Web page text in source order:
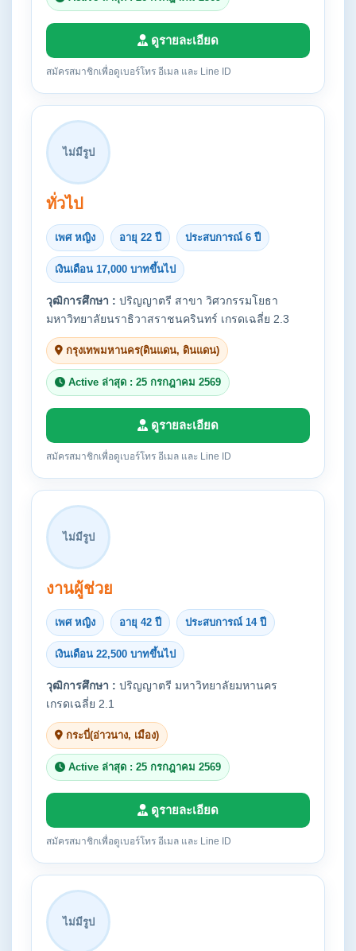
ดูรายละเอียด
สมัครสมาชิกเพื่อดูเบอร์โทร อีเมล และ Line ID
ไม่มีรูป
ทั่วไป
เพศ หญิง อายุ 22 ปี ประสบการณ์ 6 ปี
เงินเดือน 17,000 บาทขึ้นไป
วุฒิการศึกษา : ปริญญาตรี สาขา วิศวกรรมโยธา
มหาวิทยาลัยนราธิวาสราชนครินทร์ เกรดเฉลี่ย 2.3
กรุงเทพมหานคร(ดินแดน, ดินแดน)
Active ล่าสุด : 25 กรกฎาคม 2569
ดูรายละเอียด
สมัครสมาชิกเพื่อดูเบอร์โทร อีเมล และ Line ID
ไม่มีรูป
งานผู้ช่วย
เพศ หญิง อายุ 42 ปี ประสบการณ์ 14 ปี
เงินเดือน 22,500 บาทขึ้นไป
วุฒิการศึกษา : ปริญญาตรี มหาวิทยาลัยมหานคร
เกรดเฉลี่ย 2.1
กระบี่(อ่าวนาง, เมือง)
Active ล่าสุด : 25 กรกฎาคม 2569
ดูรายละเอียด
สมัครสมาชิกเพื่อดูเบอร์โทร อีเมล และ Line ID
ไม่มีรูป